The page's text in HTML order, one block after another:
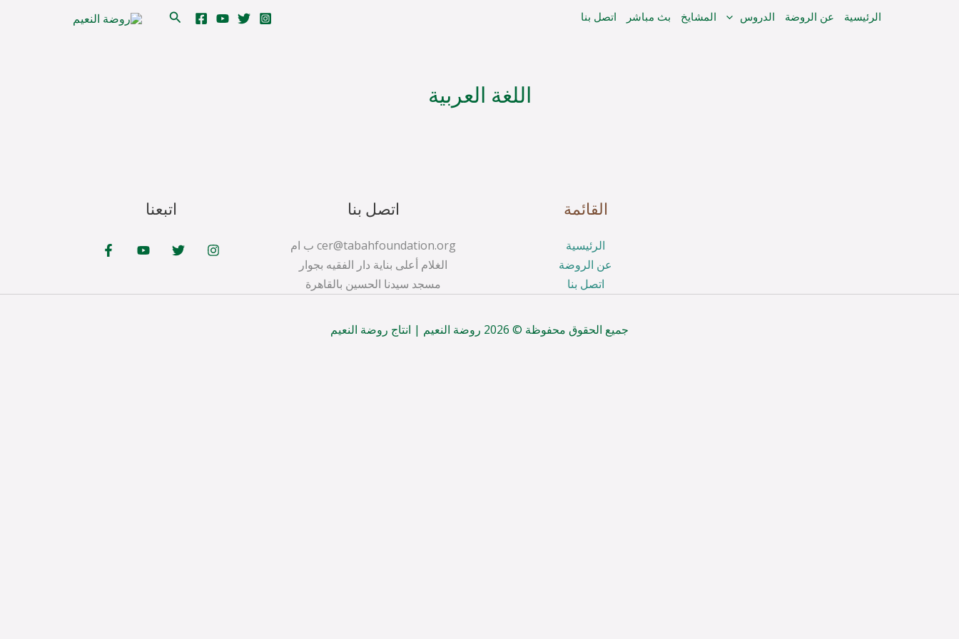
الرئيسية عن الروضة الدروس المشايخ بث مباشر اتصل بنا البحث
اللغة العربية
القائمة
الرئيسية
عن الروضة
اتصل بنا
اتصل بنا
cer@tabahfoundation.org ب ام
الغلام أعلى بناية دار الفقيه بجوار
مسجد سيدنا الحسين بالقاهرة
اتبعنا
جميع الحقوق محفوظة © 2026 روضة النعيم | انتاج روضة النعيم